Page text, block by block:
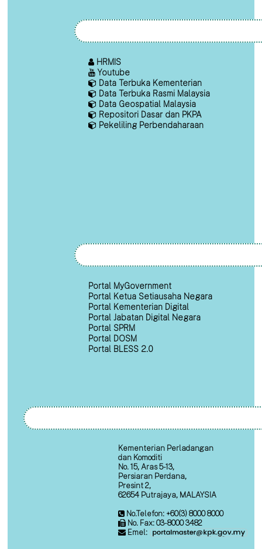
HRMIS
Youtube
Data Terbuka Kementerian
Data Terbuka Rasmi Malaysia
Data Geospatial Malaysia
Repositori Dasar dan PKPA
Pekeliling Perbendaharaan
Portal MyGovernment
Portal Ketua Setiausaha Negara
Portal Kementerian Digital
Portal Jabatan Digital Negara
Portal SPRM
Portal DOSM
Portal BLESS 2.0
Kementerian Perladangan
dan Komoditi
No. 15, Aras 5-13,
Persiaran Perdana,
Presint 2,
62654 Putrajaya, MALAYSIA
No.Telefon: +60(3) 8000 8000
No. Fax: 03-8000 3482
Emel: